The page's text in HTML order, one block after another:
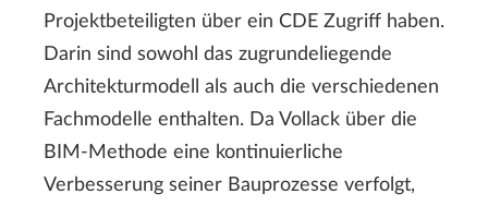
Projektbeteiligten über ein CDE Zugriff haben.
Darin sind sowohl das zugrundeliegende
Architekturmodell als auch die verschiedenen
Fachmodelle enthalten. Da Vollack über die
BIM-Methode eine kontinuierliche
Verbesserung seiner Bauprozesse verfolgt,